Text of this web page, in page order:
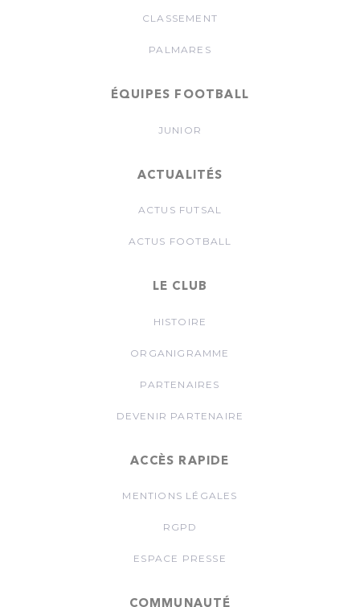
CLASSEMENT
PALMARES
ÉQUIPES FOOTBALL
JUNIOR
ACTUALITÉS
ACTUS FUTSAL
ACTUS FOOTBALL
LE CLUB
HISTOIRE
ORGANIGRAMME
PARTENAIRES
DEVENIR PARTENAIRE
ACCÈS RAPIDE
MENTIONS LÉGALES
RGPD
ESPACE PRESSE
COMMUNAUTÉ